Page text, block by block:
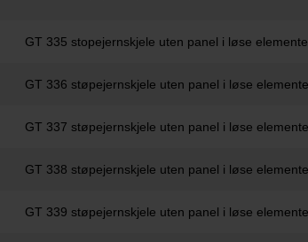
GT 335 stopejernskjele uten panel i løse
GT 336 støpejernskjele uten panel i løse
GT 337 støpejernskjele uten panel i løse
GT 338 støpejernskjele uten panel i løse
GT 339 støpejernskjele uten panel i løse